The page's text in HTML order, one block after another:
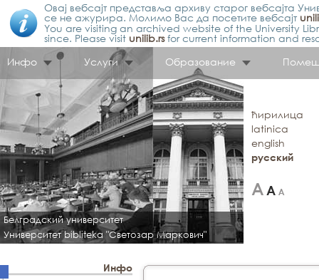
Овај вебсајт представља архиву старог вебсајта
се не ажурира. Молимо Вас да посетите вебсајт
You are visiting an archived website of the University
since. Please visit unilib.rsfor current information and
Инфо
Услуги Образование
Белградский университет
Университет bibliteka "Светозар Маркович"
ћирилица
latinica
english
русский
Инфо